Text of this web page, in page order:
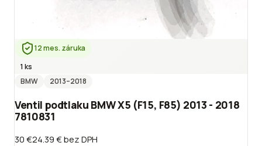
12 mes. záruka
1 ks
BMW
2013–2018
Ventil podtlaku BMW X5 (F15, F85) 2013 - 2018
7810831
30 €24.39 €bez DPH